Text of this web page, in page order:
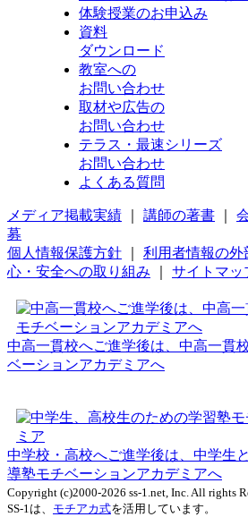
体験授業のお申込み
資料
ダウンロード
教室への
お問い合わせ
取材や広告の
お問い合わせ
テラス・最速シリーズ
お問い合わせ
よくある質問
メディア掲載実績 講師の著書
募
個人情報保護方針
利用者情報の外
心・安全への取り組み
サイトマッ
中高一貫校へご進学後は、中高一貫
ベーションアカデミアへ
中学校・高校へご進学後は、中学生
導塾モチベーションアカデミアへ
Copyright (c)2000-2026 ss-1.net, Inc. All rights
SS-1は、 モチアカ式を活用しています。